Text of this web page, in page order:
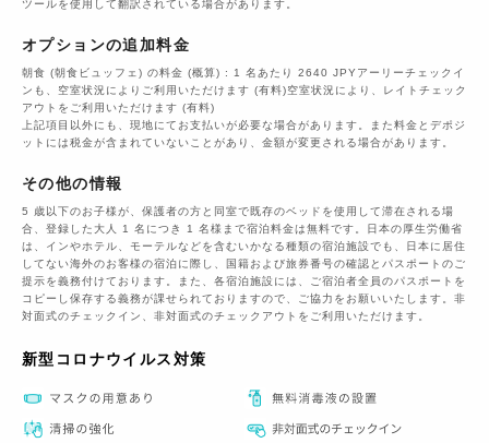
ツールを使用して翻訳されている場合があります。
オプションの追加料金
朝食 (朝食ビュッフェ) の料金 (概算) : 1 名あたり 2640 JPYアーリーチェックイ
ンも、空室状況によりご利用いただけます (有料)空室状況により、レイトチェック
アウトをご利用いただけます (有料)
上記項目以外にも、現地にてお支払いが必要な場合があります。また料金とデポジ
ットには税金が含まれていないことがあり、金額が変更される場合があります。
その他の情報
5 歳以下のお子様が、保護者の方と同室で既存のベッドを使用して滞在される場
合、登録した大人 1 名につき 1 名様まで宿泊料金は無料です。日本の厚生労働省
は、インやホテル、モーテルなどを含むいかなる種類の宿泊施設でも、日本に​居住
してない海外のお客様の宿泊に際し、国籍および旅券番号の確認とパスポートのご
提示を義務付け​ております。また、各宿泊施設には、ご宿泊者全員のパスポートを
コピーし保存する義務が課せられておりますの​で、ご協力をお願いいたします。非
対面式のチェックイン、非対面式のチェックアウトをご利用いただけます。
新型コロナウイルス対策